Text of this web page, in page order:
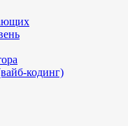
кодинг)